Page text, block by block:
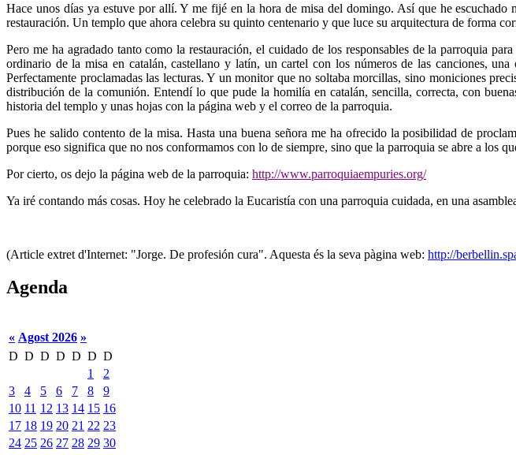
Hace unos días ya estuve por allí. Y me fijé en la hora de misa del domingo. Así que he
restauración. Un templo que ahora celebra su quinto centenario y que luce su arquitectura de forma
Pero me ha agradado tanto como la restauración, el cuidado de los responsables de la parroquia
ordinario de la misa en catalán, castellano y latín, un cartel con los números de las canciones,
Perfectamente proclamadas las lecturas. Y un monitor que no soltaba morcillas, sino moniciones
distribución de la comunión. Entendí lo que pude la homilía en catalán, sencilla, correcta, con
historia del templo y unas hojas con la página web y el correo de la parroquia.
Pues he salido contento de la misa. Hasta una buena señora me ha ofrecido la posibilidad de
porque eso significa que no nos conformamos con lo de siempre, sino que la parroquia se abre a los
Por cierto, os dejo la página web de la parroquia: http://www.parroquiaempuries.org/
Ya iré contando más cosas. Hoy he celebrado la Eucaristía con una parroquia cuidada, en una
(Article extret d'Internet: "Jorge. De profesión cura". Aquesta és la seva pàgina web: http://
Agenda
« Agost 2026 »
D D D D D D D
1
2
3
4 5 6 7 8
9
10 11 12 13 14 15 16
17 18 19 20 21 22 23
24 25 26 27 28 29 30